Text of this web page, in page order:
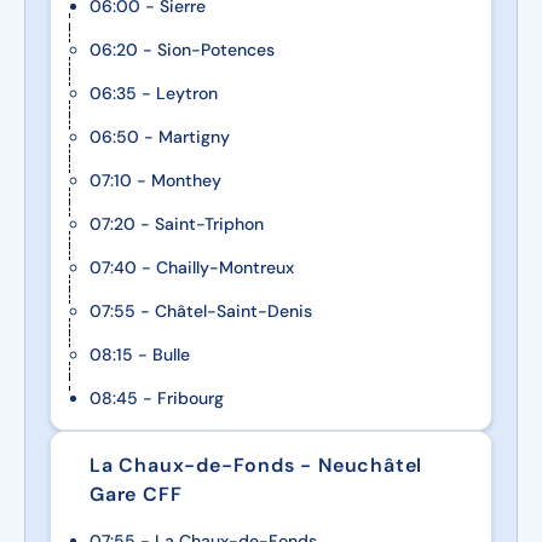
06:00 - Sierre
06:20 - Sion-Potences
06:35 - Leytron
06:50 - Martigny
07:10 - Monthey
07:20 - Saint-Triphon
07:40 - Chailly-Montreux
07:55 - Châtel-Saint-Denis
08:15 - Bulle
08:45 - Fribourg
La Chaux-de-Fonds - Neuchâtel
Gare CFF